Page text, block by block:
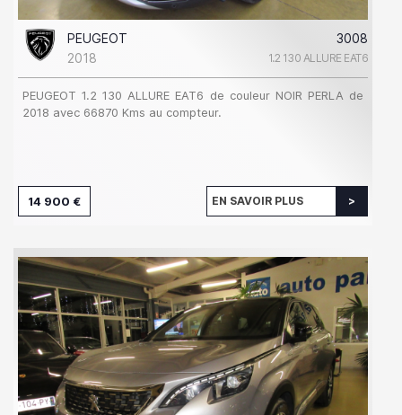
PEUGEOT
3008
2018
1.2 130 ALLURE EAT6
PEUGEOT 1.2 130 ALLURE EAT6 de couleur NOIR PERLA de
2018 avec 66870 Kms au compteur.
14 900 € EN SAVOIR PLUS